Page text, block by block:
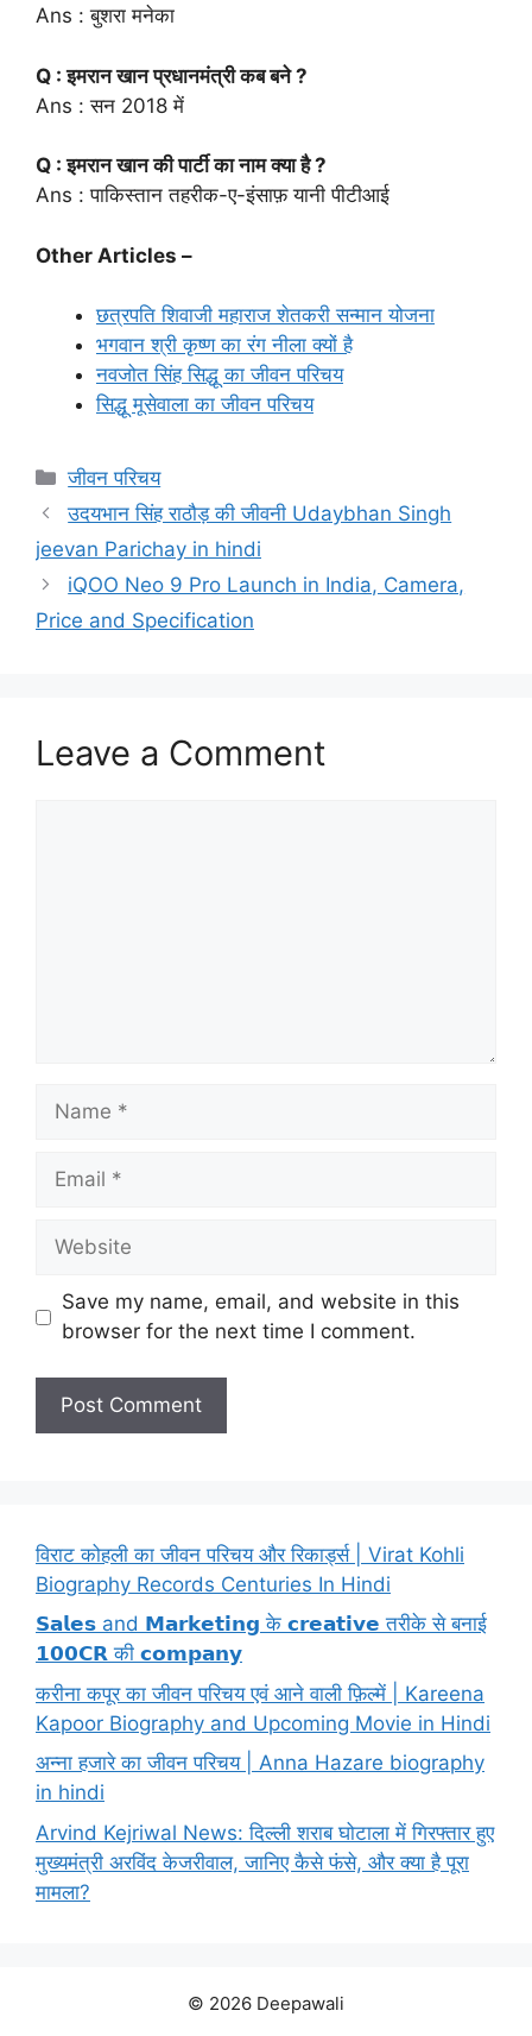
Ans : बुशरा मनेका
Q : इमरान खान प्रधानमंत्री कब बने ?
Ans : सन 2018 में
Q : इमरान खान की पार्टी का नाम क्या है ?
Ans : पाकिस्तान तहरीक-ए-इंसाफ़ यानी पीटीआई
Other Articles –
छत्रपति शिवाजी महाराज शेतकरी सन्मान योजना
भगवान श्री कृष्ण का रंग नीला क्यों है
नवजोत सिंह सिद्धू का जीवन परिचय
सिद्धू मूसेवाला का जीवन परिचय
Categories
जीवन परिचय
उदयभान सिंह राठौड़ की जीवनी Udaybhan Singh
jeevan Parichay in hindi
iQOO Neo 9 Pro Launch in India, Camera,
Price and Specification
Leave a Comment
Name
Email
Website
Save my name, email, and website in this
browser for the next time I comment.
विराट कोहली का जीवन परिचय और रिकार्ड्स | Virat Kohli
Biography Records Centuries In Hindi
𝗦𝗮𝗹𝗲𝘀 and 𝗠𝗮𝗿𝗸𝗲𝘁𝗶𝗻𝗴 के 𝗰𝗿𝗲𝗮𝘁𝗶𝘃𝗲 तरीके से बनाई
𝟭𝟬𝟬𝗖𝗥 की 𝗰𝗼𝗺𝗽𝗮𝗻𝘆
करीना कपूर का जीवन परिचय एवं आने वाली फ़िल्में | Kareena
Kapoor Biography and Upcoming Movie in Hindi
अन्ना हजारे का जीवन परिचय | Anna Hazare biography
in hindi
Arvind Kejriwal News: दिल्ली शराब घोटाला में गिरफ्तार हुए
मुख्यमंत्री अरविंद केजरीवाल, जानिए कैसे फंसे, और क्या है पूरा
मामला?
© 2026 Deepawali